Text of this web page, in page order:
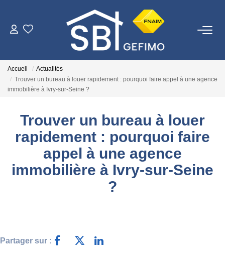
ACHETER
LOUER
FAIRE GÉRER
NOTRE AGENCE
Accueil
Actualités
Trouver un bureau à louer rapidement : pourquoi faire appel à une agence
immobilière à Ivry-sur-Seine ?
Trouver un bureau à louer
rapidement : pourquoi faire
appel à une agence
immobilière à Ivry-sur-Seine
?
Partager sur :